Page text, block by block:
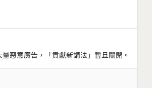
惡意廣告，「貢獻新講法」暫且關閉。